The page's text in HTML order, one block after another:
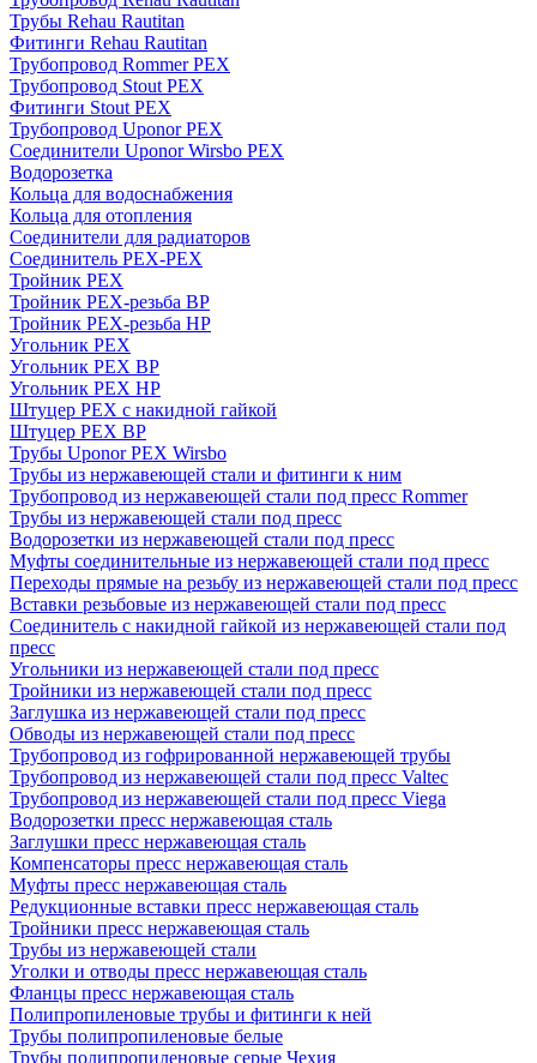
Трубы Rehau Rautitan
Фитинги Rehau Rautitan
Трубопровод Rommer PEX
Трубопровод Stout PEX
Фитинги Stout PEX
Трубопровод Uponor PEX
Соединители Uponor Wirsbo PEX
Водорозетка
Кольца для водоснабжения
Кольца для отопления
Соединители для радиаторов
Соединитель PEX-PEX
Тройник PEX
Тройник PEX-резьба ВР
Тройник PEX-резьба НР
Угольник PEX
Угольник PEX ВР
Угольник PEX НР
Штуцер PEX c накидной гайкой
Штуцер PEX ВР
Трубы Uponor PEX Wirsbo
Трубы из нержавеющей стали и фитинги к ним
Трубопровод из нержавеющей стали под пресс Rommer
Трубы из нержавеющей стали под пресс
Водорозетки из нержавеющей стали под пресс
Муфты соединительные из нержавеющей стали под пресс
Переходы прямые на резьбу из нержавеющей стали под пресс
Вставки резьбовые из нержавеющей стали под пресс
Соединитель с накидной гайкой из нержавеющей стали под
пресс
Угольники из нержавеющей стали под пресс
Тройники из нержавеющей стали под пресс
Заглушка из нержавеющей стали под пресс
Обводы из нержавеющей стали под пресс
Трубопровод из гофрированной нержавеющей трубы
Трубопровод из нержавеющей стали под пресс Valtec
Трубопровод из нержавеющей стали под пресс Viega
Водорозетки пресс нержавеющая сталь
Заглушки пресс нержавеющая сталь
Компенсаторы пресс нержавеющая сталь
Муфты пресс нержавеющая сталь
Редукционные вставки пресс нержавеющая сталь
Тройники пресс нержавеющая сталь
Трубы из нержавеющей стали
Уголки и отводы пресс нержавеющая сталь
Фланцы пресс нержавеющая сталь
Полипропиленовые трубы и фитинги к ней
Трубы полипропиленовые белые
Трубы полипропиленовые серые Чехия